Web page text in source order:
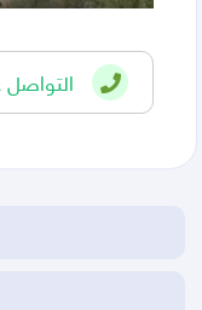
التواصل